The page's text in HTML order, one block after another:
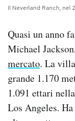
CALENDARIO
AREA
Area Personale
Newsletter
Il Neverland Ranch,
Quasi un anno
Michael
mercato. La
grande 1.170
1.091 ettari
Los Angeles.